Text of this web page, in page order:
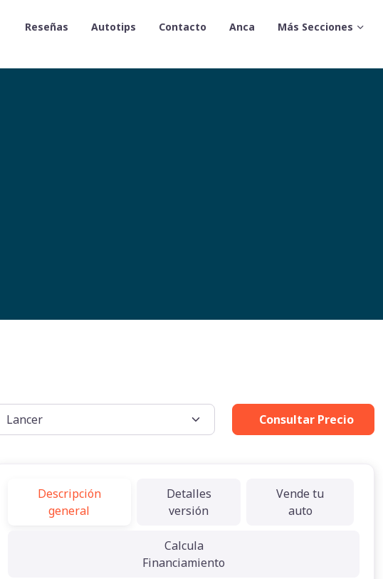
Reseñas Autotips Contacto Anca Más Secciones
Consultar Precio
Descripción
general
Detalles
versión
Vende tu
auto
Calcula
Financiamiento